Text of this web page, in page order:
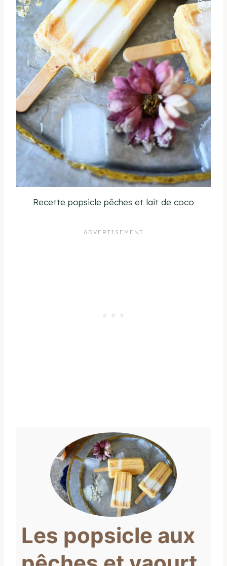
Recette popsicle pêches et lait de coco
Les popsicle aux